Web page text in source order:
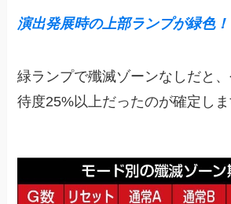
演出発展時の上部ランプが緑色！
緑ランプで殲滅ゾーンなしだと
待度25%以上だったのが確定し